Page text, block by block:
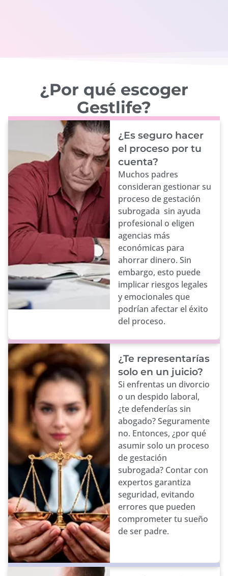
¿Por qué escoger
Gestlife?
¿Es seguro hacer
el proceso por tu
cuenta?
Muchos padres
consideran gestionar su
proceso de gestación
subrogada sin ayuda
profesional o eligen
agencias más
económicas para
ahorrar dinero. Sin
embargo, esto puede
implicar riesgos legales
y emocionales que
podrían afectar el éxito
del proceso.
¿Te representarías
solo en un juicio?
Si enfrentas un divorcio
o un despido laboral,
¿te defenderías sin
abogado? Seguramente
no. Entonces, ¿por qué
asumir solo un proceso
de gestación
subrogada? Contar con
expertos garantiza
seguridad, evitando
errores que pueden
comprometer tu sueño
de ser padre.